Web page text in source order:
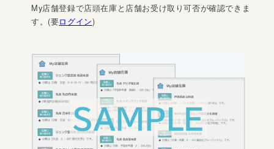
My店舗登録で店頭在庫と店舗お受け取り可否が確認できま
す。(要ログイン)